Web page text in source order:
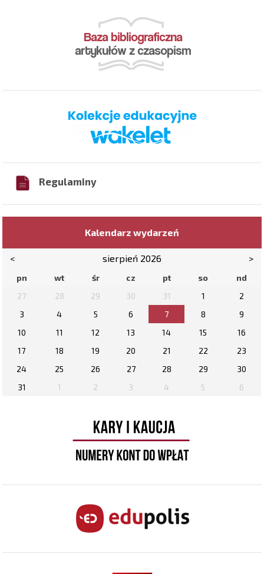
Regulaminy
Kalendarz wydarzeń
< sierpień 2026 >
pn wt śr cz pt so
nd
27
28 29 30 31 1
2
3
4 5 6 7 8
9
10
11 12 13 14 15
16
17
18 19 20 21 22
23
24
25 26 27 28 29
30
31
1 2 3 4 5 6